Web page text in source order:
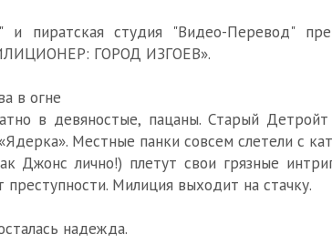
и пиратская студия "Видео-Перевод"
ГОРОД ИЗГОЕВ».
в огне
в девяностые, пацаны. Старый
Местные панки совсем слетели с
Джонс лично!) плетут свои грязные
Милиция выходит на стачку.
надежда.